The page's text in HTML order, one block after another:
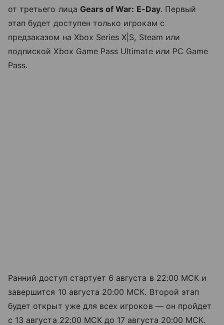
от третьего лица Gears of War: E-Day. Первый
этап будет доступен только игрокам с
предзаказом на Xbox Series X|S, Steam или
подпиской Xbox Game Pass Ultimate или PC Game
Pass.
Ранний доступ стартует 6 августа в 22:00 МСК и
завершится 10 августа 20:00 МСК. Второй этап
будет открыт уже для всех игроков — он пройдет
с 13 августа 22:00 МСК до 17 августа 20:00 МСК.